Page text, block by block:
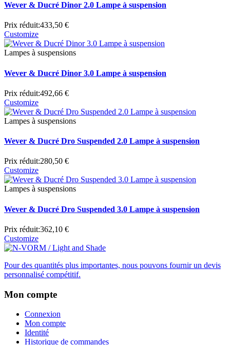
Wever & Ducré Dinor 2.0 Lampe à suspension
Prix réduit:433,50 €
Customize
Lampes à suspensions
Wever & Ducré Dinor 3.0 Lampe à suspension
Prix réduit:492,66 €
Customize
Lampes à suspensions
Wever & Ducré Dro Suspended 2.0 Lampe à suspension
Prix réduit:280,50 €
Customize
Lampes à suspensions
Wever & Ducré Dro Suspended 3.0 Lampe à suspension
Prix réduit:362,10 €
Customize
Pour des quantités plus importantes, nous pouvons fournir un devis
personnalisé compétitif.
Mon compte
Connexion
Mon compte
Identité
Historique de commandes